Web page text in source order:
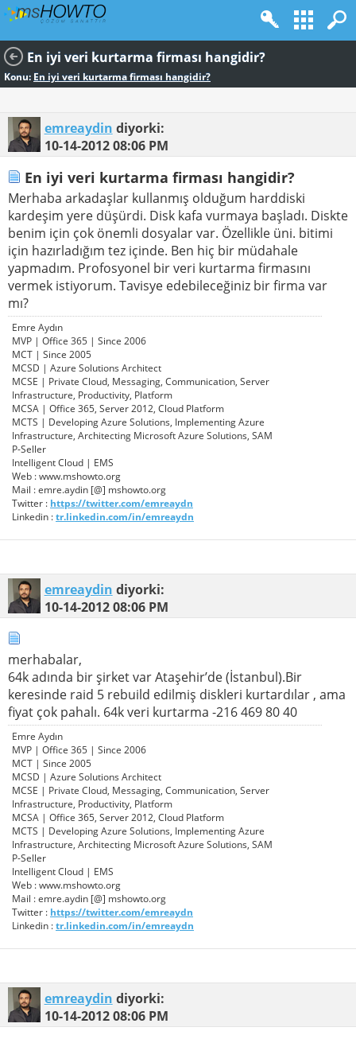
En iyi veri kurtarma firması hangidir?
Konu: En iyi veri kurtarma firması hangidir?
emreaydin diyorki:
10-14-201208:06 PM
En iyi veri kurtarma firması hangidir?
Merhaba arkadaşlar kullanmış olduğum harddiski
kardeşim yere düşürdi. Disk kafa vurmaya başladı. Diskte
benim için çok önemli dosyalar var. Özellikle üni. bitimi
için hazırladığım tez içinde. Ben hiç bir müdahale
yapmadım. Profosyonel bir veri kurtarma firmasını
vermek istiyorum. Tavisye edebileceğiniz bir firma var
mı?
Emre Aydın
MVP | Office 365 | Since 2006
MCT | Since 2005
MCSD | Azure Solutions Architect
MCSE | Private Cloud, Messaging, Communication, Server
Infrastructure, Productivity, Platform
MCSA | Office 365, Server 2012, Cloud Platform
MCTS | Developing Azure Solutions, Implementing Azure
Infrastructure, Architecting Microsoft Azure Solutions, SAM
P-Seller
Intelligent Cloud | EMS
Web : www.mshowto.org
Mail : emre.aydin [@] mshowto.org
Twitter : https://twitter.com/emreaydn
Linkedin :tr.linkedin.com/in/emreaydn
emreaydin diyorki:
10-14-201208:06 PM
merhabalar,
64k adında bir şirket var Ataşehir’de (İstanbul).Bir
keresinde raid 5 rebuild edilmiş diskleri kurtardılar , ama
fiyat çok pahalı. 64k veri kurtarma -216 469 80 40
Emre Aydın
MVP | Office 365 | Since 2006
MCT | Since 2005
MCSD | Azure Solutions Architect
MCSE | Private Cloud, Messaging, Communication, Server
Infrastructure, Productivity, Platform
MCSA | Office 365, Server 2012, Cloud Platform
MCTS | Developing Azure Solutions, Implementing Azure
Infrastructure, Architecting Microsoft Azure Solutions, SAM
P-Seller
Intelligent Cloud | EMS
Web : www.mshowto.org
Mail : emre.aydin [@] mshowto.org
Twitter : https://twitter.com/emreaydn
Linkedin :tr.linkedin.com/in/emreaydn
emreaydin diyorki:
10-14-201208:06 PM